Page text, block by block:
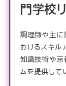
門学校
調理師や主に
おけるスキル
知識技術や京
ムを提供して